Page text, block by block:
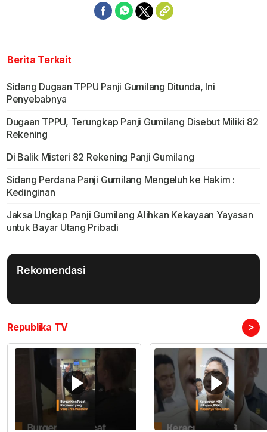
Berita Terkait
Sidang Dugaan TPPU Panji Gumilang Ditunda, Ini
Penyebabnya
Dugaan TPPU, Terungkap Panji Gumilang Disebut Miliki 82
Rekening
Di Balik Misteri 82 Rekening Panji Gumilang
Sidang Perdana Panji Gumilang Mengeluh ke Hakim :
Kedinginan
Jaksa Ungkap Panji Gumilang Alihkan Kekayaan Yayasan
untuk Bayar Utang Pribadi
Rekomendasi
Republika TV >